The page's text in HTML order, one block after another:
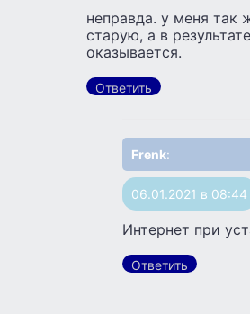
неправда. у меня так
старую, а в
оказывается.
Ответить
Frenk:
06.01.2021 в 08:44
Интернет при
Ответить